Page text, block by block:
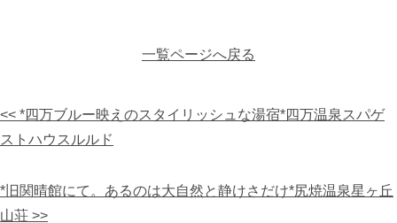
一覧ページへ戻る
<< *四万ブルー映えのスタイリッシュな湯宿*四万温泉スパゲ
ストハウスルルド
*旧関晴館にて。あるのは大自然と静けさだけ*尻焼温泉星ヶ丘
山荘 >>